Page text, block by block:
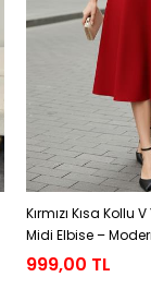
Kırmızı Kısa Kollu
Midi Elbise –
Elbisesi
999,00 TL